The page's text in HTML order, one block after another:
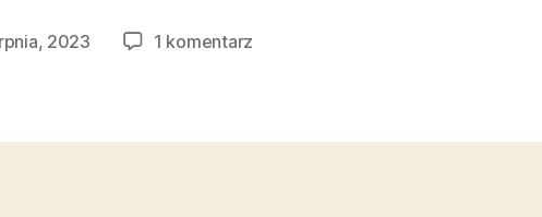
2023 1 komentarz